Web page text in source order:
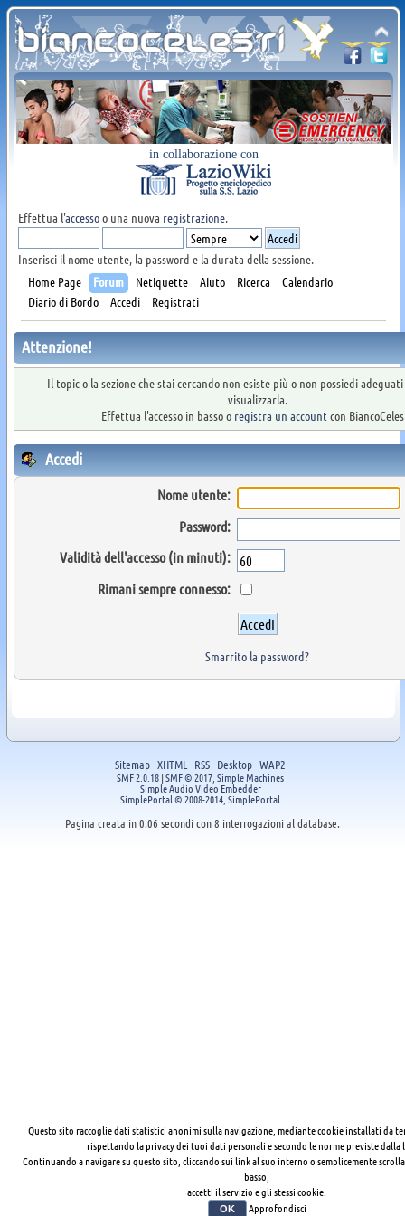
in collaborazione con
Effettua l'accessoo una nuova registrazione.
Inserisci il nome utente, la password e la durata della sessione.
Home Page
Forum Netiquette Aiuto Ricerca
Calendario
Diario di Bordo
Accedi Registrati
Attenzione!
Il topic o la sezione che stai cercando non esiste più o non possiedi
visualizzarla.
Effettua l'accesso in basso o registra un account con
Accedi
Nome utente:
Password:
Validità dell'accesso (in minuti):
Rimani sempre connesso:
Smarrito la password?
Sitemap XHTML RSS Desktop WAP2
SMF 2.0.18|SMF © 2017 Simple Machines
Simple Audio Video Embedder
SimplePortal © 2008-2014, SimplePortal
Pagina creata in 0.06 secondi con 8 interrogazioni al database.
Questo sito raccoglie dati statistici anonimi sulla navigazione, mediante cookie installati da
rispettando la privacy dei tuoi dati personali e secondo le norme previste dalla
Continuando a navigare su questo sito, cliccando sui link al suo interno o semplicemente
basso,
accetti il servizio e gli stessi cookie.
OK Approfondisci